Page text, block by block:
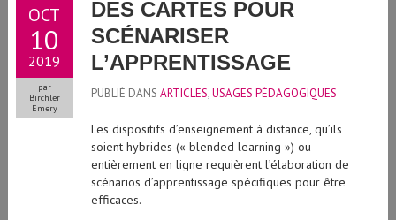
OCT
10
2019
par
Birchler
Emery
DES CARTES POUR
SCÉNARISER
L’APPRENTISSAGE
PUBLIÉ DANS ARTICLES USAGES PÉDAGOGIQUES
Les dispositifs d’enseignement à distance, qu’ils
soient hybrides (« blended learning ») ou
entièrement en ligne requièrent l’élaboration de
scénarios d’apprentissage spécifiques pour être
efficaces.